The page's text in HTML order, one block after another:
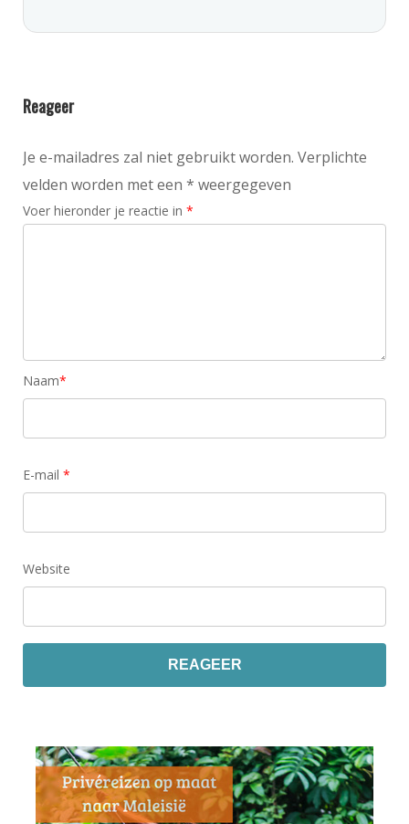
Reageer
Je e-mailadres zal niet gebruikt worden. Verplichte
velden worden met een * weergegeven
Voer hieronder je reactie in *
Naam*
E-mail *
Website